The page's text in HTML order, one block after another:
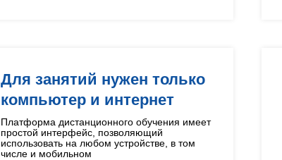
Для занятий нужен только
компьютер и интернет
Платформа дистанционного обучения имеет
простой интерфейс, позволяющий
использовать на любом устройстве, в том
числе и мобильном